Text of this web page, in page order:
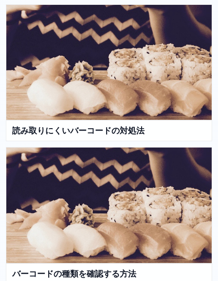
読み取りにくいバーコードの対処法
バーコードの種類を確認する方法